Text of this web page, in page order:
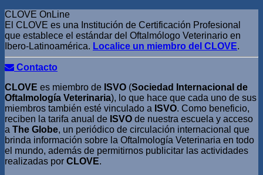
CLOVE OnLine
El CLOVE es una Institución de Certificación Profesional
que establece el estándar del Oftalmólogo Veterinario en
Ibero-Latinoamérica. Localice un miembro del CLOVE.
Contacto
CLOVE es miembro de ISVO (Sociedad Internacional de
Oftalmología Veterinaria), lo que hace que cada uno de sus
miembros también esté vinculado a ISVO. Como beneficio,
reciben la tarifa anual de ISVO de nuestra escuela y acceso
a The Globe, un periódico de circulación internacional que
brinda información sobre la Oftalmología Veterinaria en todo
el mundo, además de permitirnos publicitar las actividades
realizadas por CLOVE.